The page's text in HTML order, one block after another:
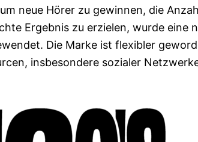
neue Hörer zu gewinnen, die
Ergebnis zu erzielen, wurde eine
Die Marke ist flexibler
insbesondere sozialer